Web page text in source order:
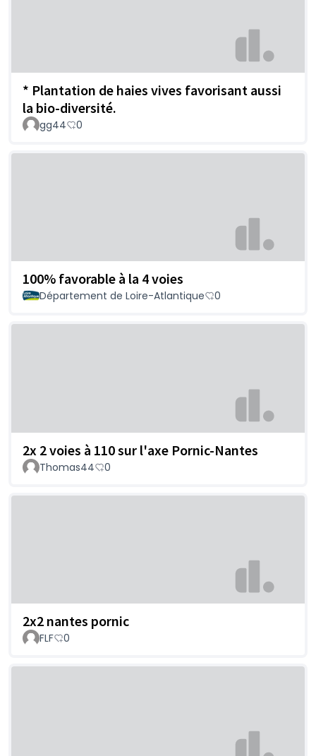
* Plantation de haies vives favorisant aussi
la bio-diversité.
gg44 0
100% favorable à la 4 voies
Département de Loire-Atlantique 0
2x 2 voies à 110 sur l'axe Pornic-Nantes
Thomas44 0
2x2 nantes pornic
FLF 0